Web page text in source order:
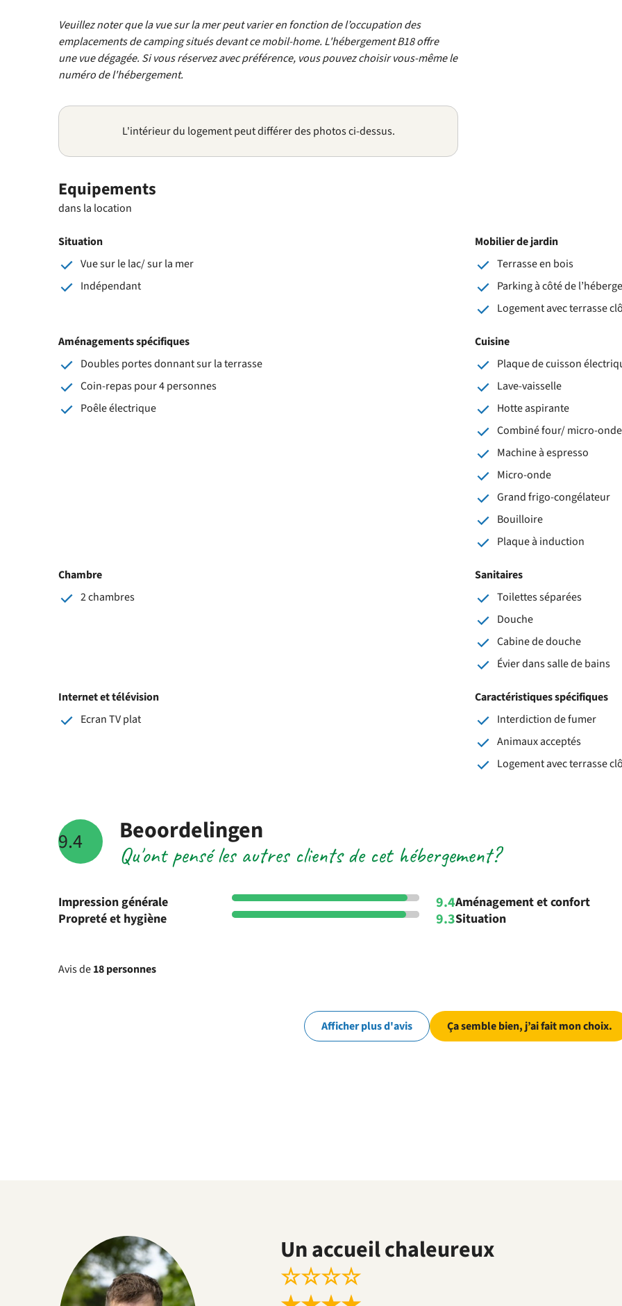
Veuillez noter que la vue sur la mer peut varier en fonction de l’occupation des
emplacements de camping situés devant ce mobil-home. L'hébergement B18 offre
une vue dégagée. Si vous réservez avec préférence, vous pouvez choisir vous-même le
numéro de l'hébergement.
L'intérieur du logement peut différer des photos ci-dessus.
Equipements
dans la location
Situation
Vue sur le lac/ sur la mer
Indépendant
Mobilier de jardin
Terrasse en bois
Parking à côté de
Logement avec terrasse
Aménagements spécifiques
Doubles portes donnant sur la terrasse
Coin-repas pour 4 personnes
Poêle électrique
Cuisine
Plaque de cuisson
Lave-vaisselle
Hotte aspirante
Combiné four/ micro-
Machine à espresso
Micro-onde
Grand frigo-congélateur
Bouilloire
Plaque à induction
Chambre
2 chambres
Sanitaires
Toilettes séparées
Douche
Cabine de douche
Évier dans salle de bains
Internet et télévision
Ecran TV plat
Caractéristiques spécifiques
Interdiction de fumer
Animaux acceptés
Logement avec terrasse
9.4 Qu'ont pensé les autres clients de cet hébergement?
Beoordelingen
Impression générale 9.4Aménagement et confort
Propreté et hygiène
9.3Situation
Avis de18 personnes
Afficher plus d'avis Ça semble bien, j’ai fait mon choix.
Un accueil chaleureux
☆☆☆☆